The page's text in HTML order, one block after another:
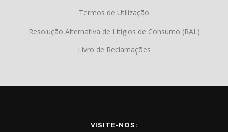
Termos de Utilização
Resolução Alternativa de Litígios de Consumo (RAL)
Livro de Reclamações
VISITE-NOS: